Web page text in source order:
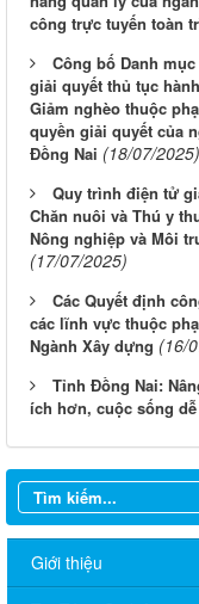
công trực tuyến toàn
Công bố Danh
giải quyết thủ tục
Giảm nghèo thuộc
quyền giải quyết của
Đồng Nai (18/07/2025)
Quy trình điện tử
Chăn nuôi và Thú y
Nông nghiệp và Môi
(17/07/2025)
Các Quyết định
các lĩnh vực thuộc
Ngành Xây dựng (16/
Tỉnh Đồng Nai:
ích hơn, cuộc sống
Giới thiệu